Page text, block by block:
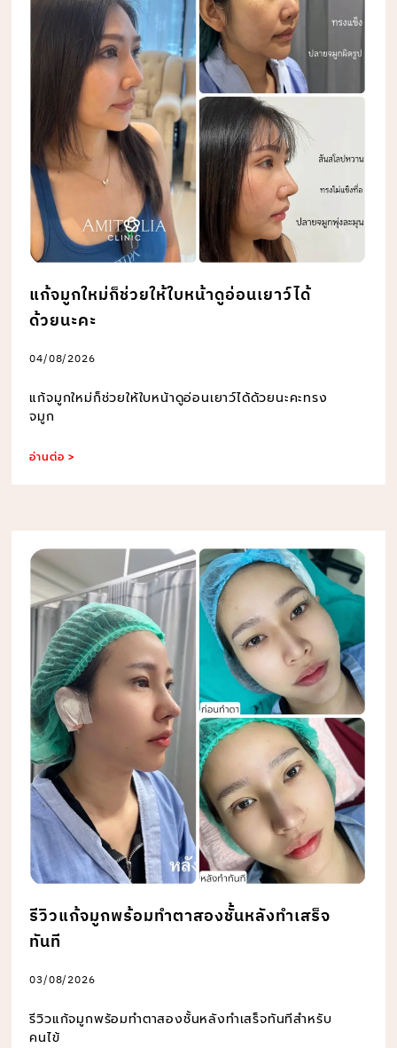
แก้จมูกใหม่ก็ช่วยให้ใบหน้าดูอ่อนเยาว์ได้
ด้วยนะคะ
04/08/2026
แก้จมูกใหม่ก็ช่วยให้ใบหน้าดูอ่อนเยาว์ได้ด้วยนะคะทรง
จมูก
อ่านต่อ >
รีวิวแก้จมูกพร้อมทำตาสองชั้นหลังทำเสร็จ
ทันที
03/08/2026
รีวิวแก้จมูกพร้อมทำตาสองชั้นหลังทำเสร็จทันทีสำหรับ
คนไข้